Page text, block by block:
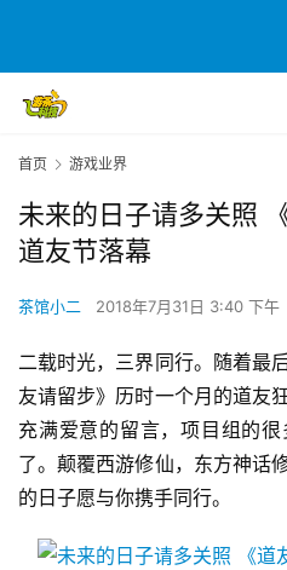
首页 游戏业界
未来的日子请多关照
道友节落幕
茶馆小二 2018年7月31日 3:40 下午
二载时光，三界同行。随着最
友请留步》历时一个月的道友
充满爱意的留言，项目组的
了。颠覆西游修仙，东方神话
的日子愿与你携手同行。